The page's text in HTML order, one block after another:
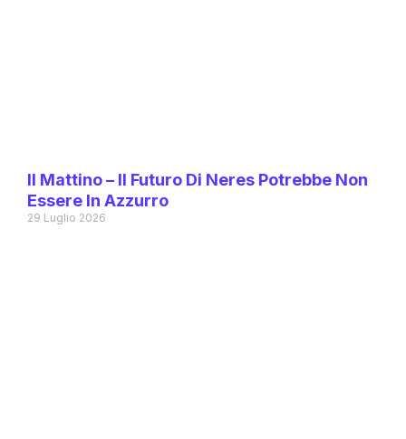
Il Mattino – Il Futuro Di Neres Potrebbe Non
Essere In Azzurro
29 Luglio 2026